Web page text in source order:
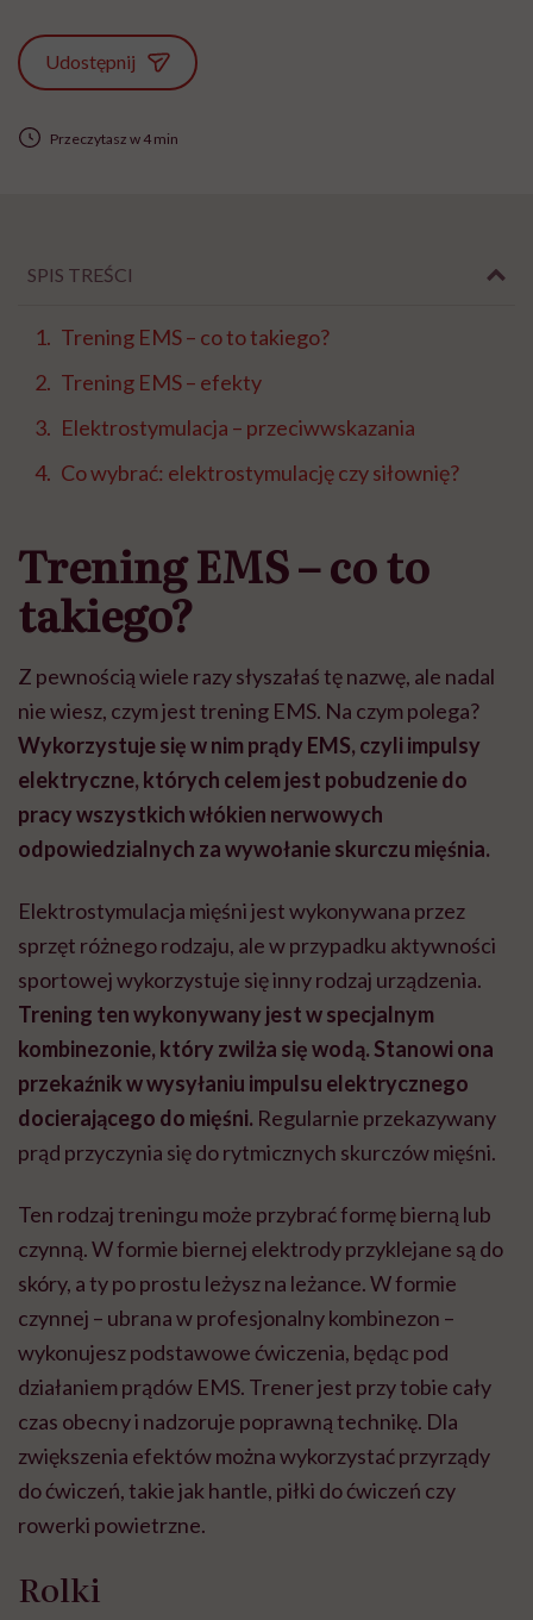
Udostępnij
Przeczytasz w 4 min
SPIS TREŚCI
Trening EMS – co to takiego?
Trening EMS – efekty
Elektrostymulacja – przeciwwskazania
Co wybrać: elektrostymulację czy siłownię?
Trening EMS – co to
takiego?
Z pewnością wiele razy słyszałaś tę nazwę, ale nadal
nie wiesz, czym jest trening EMS. Na czym polega?
Wykorzystuje się w nim prądy EMS, czyli impulsy
elektryczne, których celem jest pobudzenie do
pracy wszystkich włókien nerwowych
odpowiedzialnych za wywołanie skurczu mięśnia.
Elektrostymulacja mięśni jest wykonywana przez
sprzęt różnego rodzaju, ale w przypadku aktywności
sportowej wykorzystuje się inny rodzaj urządzenia.
Trening ten wykonywany jest w specjalnym
kombinezonie, który zwilża się wodą. Stanowi ona
przekaźnik w wysyłaniu impulsu elektrycznego
docierającego do mięśni. Regularnie przekazywany
prąd przyczynia się do rytmicznych skurczów mięśni.
Ten rodzaj treningu może przybrać formę bierną lub
czynną. W formie biernej elektrody przyklejane są do
skóry, a ty po prostu leżysz na leżance. W formie
czynnej – ubrana w profesjonalny kombinezon –
wykonujesz podstawowe ćwiczenia, będąc pod
działaniem prądów EMS. Trener jest przy tobie cały
czas obecny i nadzoruje poprawną technikę. Dla
zwiększenia efektów można wykorzystać przyrządy
do ćwiczeń, takie jak hantle, piłki do ćwiczeń czy
rowerki powietrzne.
Rolki